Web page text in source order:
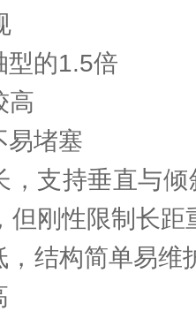
常规
型的1.5倍‌
对较高‌
易堵塞‌
，支持垂直与
但刚性限制长距
，结构简单